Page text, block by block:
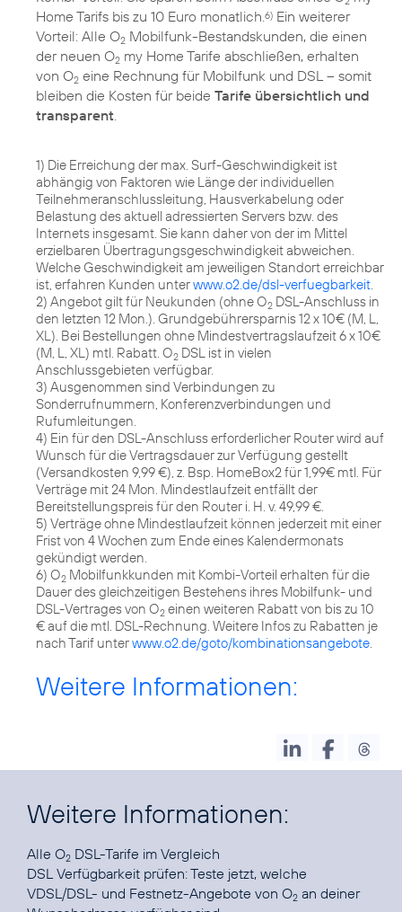
Home Tarifs bis zu 10 Euro monatlich. 6) Ein weiterer
Vorteil: Alle O2 Mobilfunk-Bestandskunden, die einen
der neuen O2 my Home Tarife abschließen, erhalten
von O2 eine Rechnung für Mobilfunk und DSL – somit
bleiben die Kosten für beide Tarife übersichtlich und
transparent
1) Die Erreichung der max. Surf-Geschwindigkeit ist
abhängig von Faktoren wie Länge der individuellen
Teilnehmeranschlussleitung, Hausverkabelung oder
Belastung des aktuell adressierten Servers bzw. des
Internets insgesamt. Sie kann daher von der im Mittel
erzielbaren Übertragungsgeschwindigkeit abweichen.
Welche Geschwindigkeit am jeweiligen Standort erreichbar
ist, erfahren Kunden unterwww.o2.de/dsl-verfuegbarkeit
2) Angebot gilt für Neukunden (ohne O2 DSL-Anschluss in
den letzten 12 Mon.). Grundgebührersparnis 12 x 10€ (M, L,
XL). Bei Bestellungen ohne Mindestvertragslaufzeit 6 x 10€
(M, L, XL) mtl. Rabatt. O2 DSL ist in vielen
Anschlussgebieten verfügbar.
3) Ausgenommen sind Verbindungen zu
Sonderrufnummern, Konferenzverbindungen und
Rufumleitungen.
4) Ein für den DSL-Anschluss erforderlicher Router wird auf
Wunsch für die Vertragsdauer zur Verfügung gestellt
(Versandkosten 9,99 €), z. Bsp. HomeBox2 für 1,99€ mtl. Für
Verträge mit 24 Mon. Mindestlaufzeit entfällt der
Bereitstellungspreis für den Router i. H. v. 49,99 €.
5) Verträge ohne Mindestlaufzeit können jederzeit mit einer
Frist von 4 Wochen zum Ende eines Kalendermonats
gekündigt werden.
6) O2 Mobilfunkkunden mit Kombi-Vorteil erhalten für die
Dauer des gleichzeitigen Bestehens ihres Mobilfunk- und
DSL-Vertrages von O2 einen weiteren Rabatt von bis zu 10
€ auf die mtl. DSL-Rechnung. Weitere Infos zu Rabatten je
nach Tarif unterwww.o2.de/goto/kombinationsangebote
Weitere Informationen:
Weitere Informationen:
Alle O2 DSL-Tarife
DSL Verfügbarkeit prüfen:Teste jetzt, welche
VDSL/DSL- und Festnetz-Angebote von O2 an deiner